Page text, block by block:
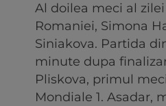
Al doilea meci al
Romaniei, Simona
Siniakova. Partida
minute dupa
Pliskova, primul
Mondiale 1. Asadar,